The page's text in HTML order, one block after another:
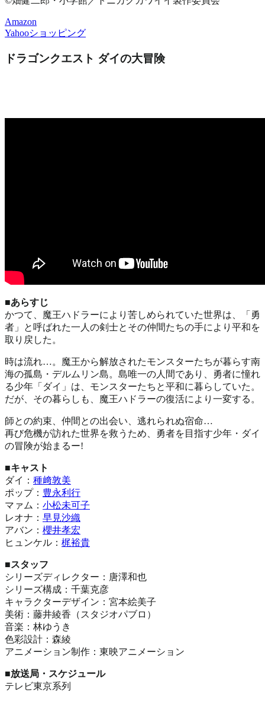
Amazon
Yahooショッピング
ドラゴンクエスト ダイの大冒険
■あらすじ
かつて、魔王ハドラーにより苦しめられていた世界は、「勇
者」と呼ばれた一人の剣士とその仲間たちの手により平和を
取り戻した。
時は流れ…。魔王から解放されたモンスターたちが暮らす南
海の孤島・デルムリン島。島唯一の人間であり、勇者に憧れ
る少年「ダイ」は、モンスターたちと平和に暮らしていた。
だが、その暮らしも、魔王ハドラーの復活により一変する。
師との約束、仲間との出会い、逃れられぬ宿命…
再び危機が訪れた世界を救うため、勇者を目指す少年・ダイ
の冒険が始まるー!
■キャスト
ダイ： 種﨑敦美
ポップ： 豊永利行
マァム： 小松未可子
レオナ： 早見沙織
アバン： 櫻井孝宏
ヒュンケル： 梶裕貴
■スタッフ
シリーズディレクター：唐澤和也
シリーズ構成：千葉克彦
キャラクターデザイン：宮本絵美子
美術：藤井綾香（スタジオパブロ）
音楽：林ゆうき
色彩設計：森綾
アニメーション制作：東映アニメーション
■放送局・スケジュール
テレビ東京系列